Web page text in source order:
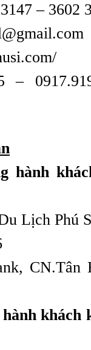
– 3602
–
hành
Lịch Phú
CN.Tân
khách